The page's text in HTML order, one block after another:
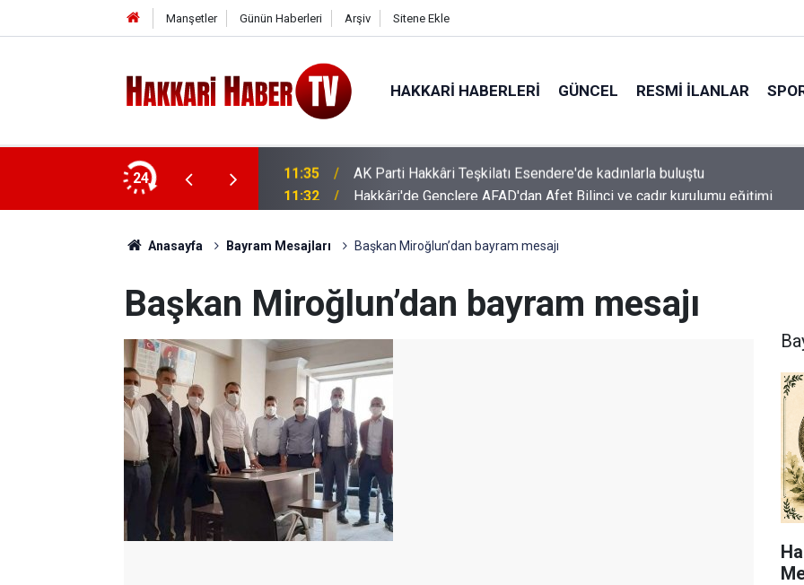
Manşetler Günün Haberleri Arşiv Sitene Ekle
HAKKARI HABERLERI GÜNCEL RESMI İLANLAR
24
kadınlarla buluştu 11:32 Hakkâri'de Gençlere AFAD'dan Afet Bilinci ve çadır kurulumu eğitimi
Anasayfa Bayram Mesajları Başkan Miroğlun’dan bayram mesajı
Başkan Miroğlun’dan bayram mesajı